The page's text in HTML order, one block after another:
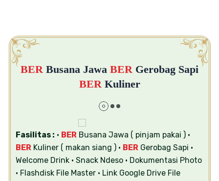
BER Busana Jawa BER Gerobag Sapi
BER Kuliner
Fasilitas : • BERBusana Jawa ( pinjam pakai )•
BERKuliner ( makan siang )• BERGerobag Sapi •
Welcome Drink• Snack Ndeso• Dokumentasi Photo
• Flashdisk File Master• Link Google Drive File